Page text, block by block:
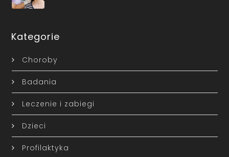
Kategorie
Choroby
Badania
Leczenie i zabiegi
Dzieci
Profilaktyka